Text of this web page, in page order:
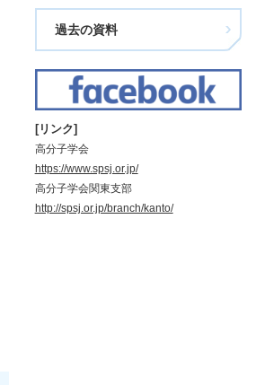
過去の資料
[リンク]
高分子学会
https://www.spsj.or.jp/
高分子学会関東支部
http://spsj.or.jp/branch/kanto/